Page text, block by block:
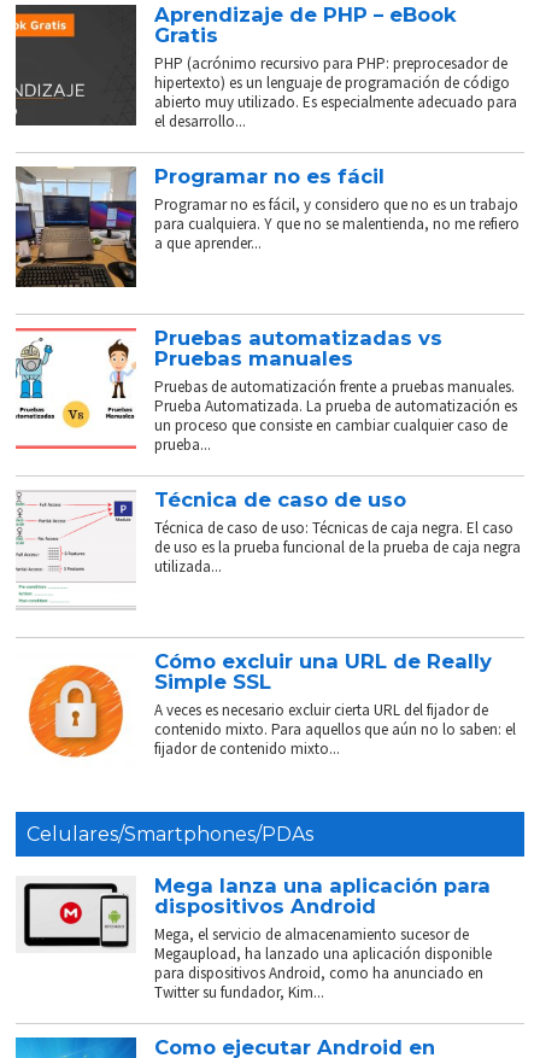
Aprendizaje de PHP – eBook
Gratis
PHP (acrónimo recursivo para PHP: preprocesador de
hipertexto) es un lenguaje de programación de código
abierto muy utilizado. Es especialmente adecuado para
el desarrollo...
Programar no es fácil
Programar no es fácil, y considero que no es un trabajo
para cualquiera. Y que no se malentienda, no me refiero
a que aprender...
Pruebas automatizadas vs
Pruebas manuales
Pruebas de automatización frente a pruebas manuales.
Prueba Automatizada. La prueba de automatización es
un proceso que consiste en cambiar cualquier caso de
prueba...
Técnica de caso de uso
Técnica de caso de uso: Técnicas de caja negra. El caso
de uso es la prueba funcional de la prueba de caja negra
utilizada...
Cómo excluir una URL de Really
Simple SSL
A veces es necesario excluir cierta URL del fijador de
contenido mixto. Para aquellos que aún no lo saben: el
fijador de contenido mixto...
Celulares/Smartphones/PDAs
Mega lanza una aplicación para
dispositivos Android
Mega, el servicio de almacenamiento sucesor de
Megaupload, ha lanzado una aplicación disponible
para dispositivos Android, como ha anunciado en
Twitter su fundador, Kim...
Como ejecutar Android en